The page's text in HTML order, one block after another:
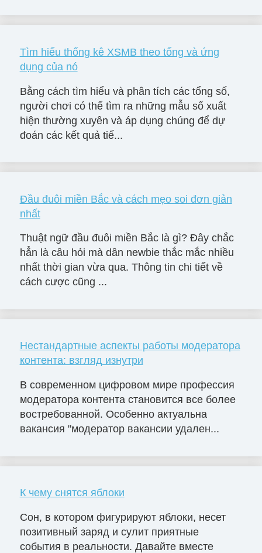
Tìm hiểu thống kê XSMB theo tổng và ứng
dụng của nó
Bằng cách tìm hiểu và phân tích các tổng số,
người chơi có thể tìm ra những mẫu số xuất
hiện thường xuyên và áp dụng chúng để dự
đoán các kết quả tiế...
Đầu đuôi miền Bắc và cách mẹo soi đơn giản
nhất
Thuật ngữ đầu đuôi miền Bắc là gì? Đây chắc
hẳn là câu hỏi mà dân newbie thắc mắc nhiều
nhất thời gian vừa qua. Thông tin chi tiết về
cách cược cũng ...
Нестандартные аспекты работы модератора
контента: взгляд изнутри
В современном цифровом мире профессия
модератора контента становится все более
востребованной. Особенно актуальна
вакансия "модератор вакансии удален...
К чему снятся яблоки
Сон, в котором фигурируют яблоки, несет
позитивный заряд и сулит приятные
события в реальности. Давайте вместе